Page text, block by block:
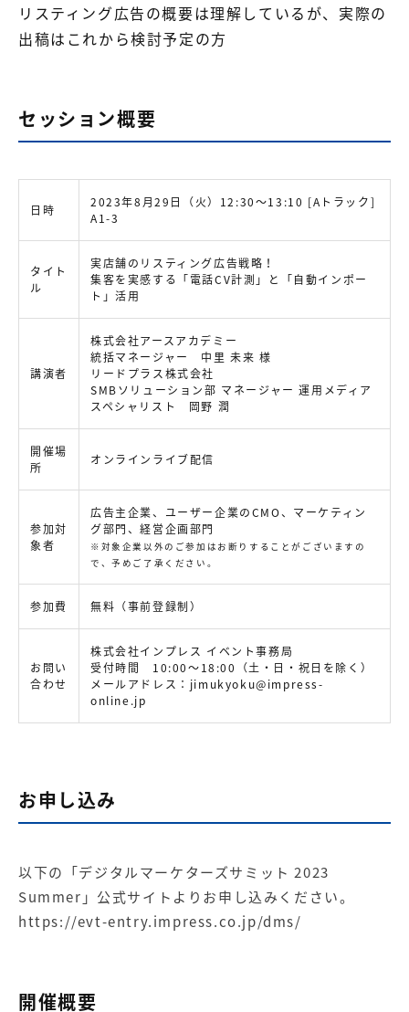
リスティング広告の概要は理解しているが、実際の
出稿はこれから検討予定の方
セッション概要
日時
2023年8月29日（火）12:30～13:10 [Aトラック]
A1-3
タイト
ル
実店舗のリスティング広告戦略！
集客を実感する「電話CV計測」と「自動インポー
ト」活用
講演者
株式会社アースアカデミー
統括マネージャー 中里 未来 様
リードプラス株式会社
SMBソリューション部 マネージャー 運用メディア
スペシャリスト 岡野 潤
開催場
所
オンラインライブ配信
参加対
象者
広告主企業、ユーザー企業のCMO、マーケティン
グ部門、経営企画部門
※対象企業以外のご参加はお断りすることがございますの
で、予めご了承ください。
参加費 無料（事前登録制）
お問い
合わせ
株式会社インプレス イベント事務局
受付時間 10:00～18:00（土・日・祝日を除く）
メールアドレス： jimukyoku@impress-
online.jp
お申し込み
以下の「デジタルマーケターズサミット 2023
Summer」公式サイトよりお申し込みください。
https://evt-entry.impress.co.jp/dms/
開催概要